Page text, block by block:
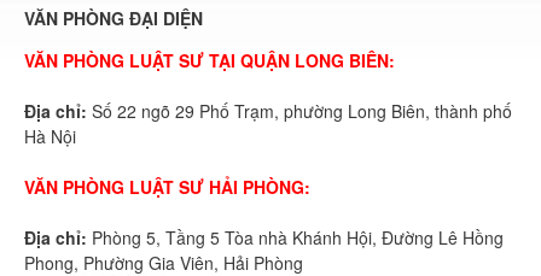
VĂN PHÒNG ĐẠI DIỆN
VĂN PHÒNG LUẬT SƯ TẠI QUẬN LONG BIÊN:
Địa chỉ: Số 22 ngõ 29 Phố Trạm, phường Long Biên, thành phố
Hà Nội
VĂN PHÒNG LUẬT SƯ HẢI PHÒNG:
Địa chỉ: Phòng 5, Tầng 5 Tòa nhà Khánh Hội, Đường Lê Hồng
Phong, Phường Gia Viên, Hải Phòng